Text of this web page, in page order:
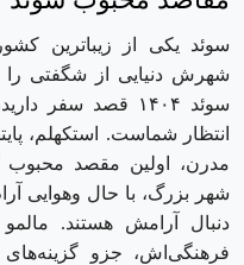
سوئد یکی از زیباترین
شهرش دنیایی از شگفتی را
سوئد ۱۴۰۴ قصد
انتظار شماست. استکهلم،
مدرن، اولین مقصد محبوب
شهر بزرگ، با حال ‌وهوایی
دنبال آرامش هستند.
فرهنگی‌اش، جزو گزینه‌های